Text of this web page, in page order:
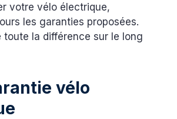
votre vélo électrique,
les garanties proposées.
toute la différence sur le long
vélo